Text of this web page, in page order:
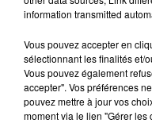
Podcasts
information transmitted
Vous pouvez accepter en
sélectionnant les finalités et/
Vous pouvez également
accepter". Vos préférences
pouvez mettre à jour vos
moment via le lien "Gérer